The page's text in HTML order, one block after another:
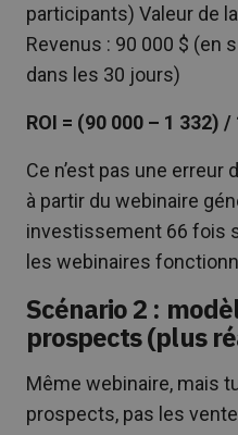
participants) Valeur de
Revenus : 90 000 $ (en
dans les 30 jours)
ROI = (90 000 – 1 332) /
Ce n’est pas une erreur
à partir du webinaire
investissement 66 fois
les webinaires
Scénario 2 :
prospects (plus
Même webinaire, mais
prospects, pas les